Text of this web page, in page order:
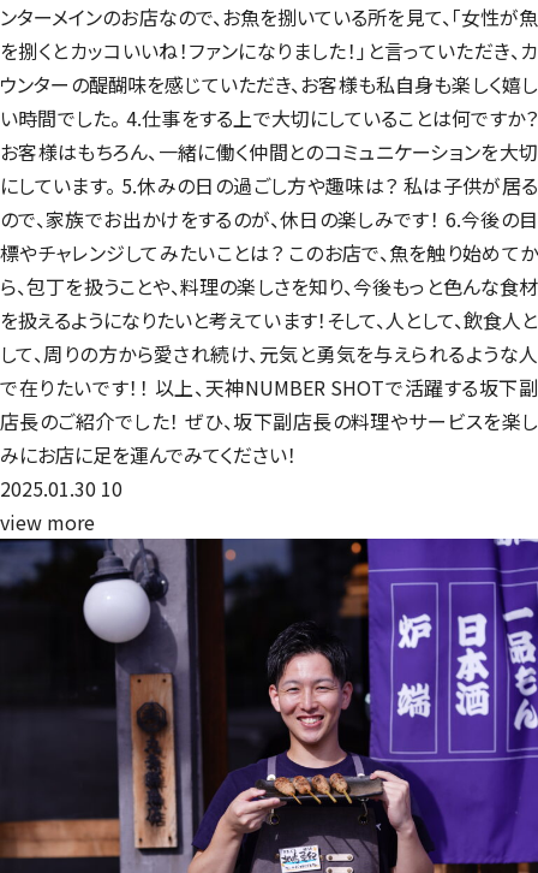
ンターメインのお店なので、お魚を捌いている所を見て、「女性が魚
を捌くとカッコいいね！ファンになりました！」と言っていただき、カ
ウンターの醍醐味を感じていただき、お客様も私自身も楽しく嬉し
い時間でした。 4.仕事をする上で大切にしていることは何ですか？
お客様はもちろん、一緒に働く仲間とのコミュニケーションを大切
にしています。 5.休みの日の過ごし方や趣味は？ 私は子供が居る
ので、家族でお出かけをするのが、休日の楽しみです！ 6.今後の目
標やチャレンジしてみたいことは？ このお店で、魚を触り始めてか
ら、包丁を扱うことや、料理の楽しさを知り、今後もっと色んな食材
を扱えるようになりたいと考えています！そして、人として、飲食人と
して、周りの方から愛され続け、元気と勇気を与えられるような人
で在りたいです！！ 以上、天神NUMBER SHOTで活躍する坂下副
店長のご紹介でした！ ぜひ、坂下副店長の料理やサービスを楽し
みにお店に足を運んでみてください！
2025.01.30 10
view more